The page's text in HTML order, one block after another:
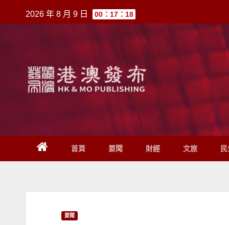
至
2026 年 8 月 9 日 00：17：18
首頁 要聞 財經 文旅
要聞